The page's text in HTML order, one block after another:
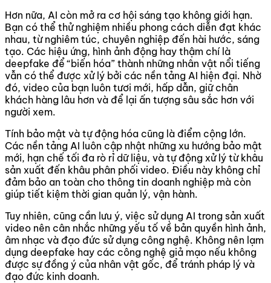
Hơn nữa, AI còn mở ra cơ hội sáng tạo không giới hạn.
Bạn có thể thử nghiệm nhiều phong cách diễn đạt khác
nhau, từ nghiêm túc, chuyên nghiệp đến hài hước, sáng
tạo. Các hiệu ứng, hình ảnh động hay thậm chí là
deepfake để “biến hóa” thành những nhân vật nổi tiếng
vẫn có thể được xử lý bởi các nền tảng AI hiện đại. Nhờ
đó, video của bạn luôn tươi mới, hấp dẫn, giữ chân
khách hàng lâu hơn và để lại ấn tượng sâu sắc hơn với
người xem.
Tính bảo mật và tự động hóa cũng là điểm cộng lớn.
Các nền tảng AI luôn cập nhật những xu hướng bảo mật
mới, hạn chế tối đa rò rỉ dữ liệu, và tự động xử lý từ khâu
sản xuất đến khâu phân phối video. Điều này không chỉ
đảm bảo an toàn cho thông tin doanh nghiệp mà còn
giúp tiết kiệm thời gian quản lý, vận hành.
Tuy nhiên, cũng cần lưu ý, việc sử dụng AI trong sản xuất
video nên cân nhắc những yếu tố về bản quyền hình ảnh,
âm nhạc và đạo đức sử dụng công nghệ. Không nên lạm
dụng deepfake hay các công nghệ giả mạo nếu không
được sự đồng ý của nhân vật gốc, để tránh pháp lý và
đạo đức kinh doanh.